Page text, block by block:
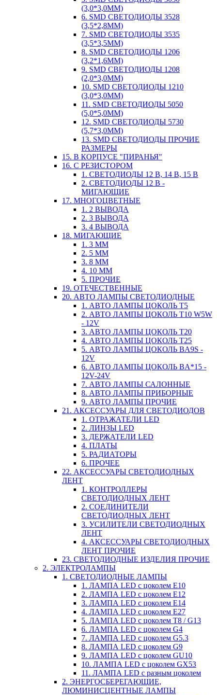
(3,0*3,0ММ)
6. SMD СВЕТОДИОДЫ 3528
(3,5*2,8ММ)
7. SMD СВЕТОДИОДЫ 3535
(3,5*3,5ММ)
8. SMD СВЕТОДИОДЫ 1206
(3,2*1,6ММ)
9. SMD СВЕТОДИОДЫ 1208
(2,0*3,0ММ)
10. SMD СВЕТОДИОДЫ 1210
(3,0*3,0ММ)
11. SMD СВЕТОДИОДЫ 5050
(5,0*5,0ММ)
12. SMD СВЕТОДИОДЫ 5730
(5,7*3,0ММ)
13. SMD СВЕТОДИОДЫ ПРОЧИЕ
РАЗМЕРЫ
15. В КОРПУСЕ "ПИРАНЬЯ"
16. С РЕЗИСТОРОМ
1. СВЕТОДИОДЫ 12 В, 14 В, 15 В
2. СВЕТОДИОДЫ 12 В -
МИГАЮЩИЕ
17. МНОГОЦВЕТНЫЕ
1. 2 ВЫВОДА
2. 3 ВЫВОДА
3. 4 ВЫВОДА
18. МИГАЮЩИЕ
1. 3 ММ
2. 5 ММ
3. 8 ММ
4. 10 ММ
5. ПРОЧИЕ
19. ОТЕЧЕСТВЕННЫЕ
20. АВТО ЛАМПЫ СВЕТОДИОДНЫЕ
1. АВТО ЛАМПЫ ЦОКОЛЬ T5
2. АВТО ЛАМПЫ ЦОКОЛЬ T10 W5W
- 12V
3. АВТО ЛАМПЫ ЦОКОЛЬ T20
4. АВТО ЛАМПЫ ЦОКОЛЬ T25
5. АВТО ЛАМПЫ ЦОКОЛЬ BA9S -
12V
6. АВТО ЛАМПЫ ЦОКОЛЬ BA*15 -
12V-24V
7. АВТО ЛАМПЫ САЛОННЫЕ
8. АВТО ЛАМПЫ ПРИБОРНЫЕ
9. АВТО ЛАМПЫ ПРОЧИЕ
21. АКСЕССУАРЫ ДЛЯ СВЕТОДИОДОВ
1. ОТРАЖАТЕЛИ LED
2. ЛИНЗЫ LED
3. ДЕРЖАТЕЛИ LED
4. ПЛАТЫ
5. РАДИАТОРЫ
6. ПРОЧЕЕ
22. АКСЕССУАРЫ СВЕТОДИОДНЫХ
ЛЕНТ
1. КОНТРОЛЛЕРЫ
СВЕТОДИОДНЫХ ЛЕНТ
2. СОЕДИНИТЕЛИ
СВЕТОДИОДНЫХ ЛЕНТ
3. УСИЛИТЕЛИ СВЕТОДИОДНЫХ
ЛЕНТ
4. АКСЕССУАРЫ СВЕТОДИОДНЫХ
ЛЕНТ ПРОЧИЕ
23. СВЕТОДИОДНЫЕ ИЗДЕЛИЯ ПРОЧИЕ
2. ЭЛЕКТРОЛАМПЫ
1. СВЕТОДИОДНЫЕ ЛАМПЫ
1. ЛАМПА LED c цоколем E10
2. ЛАМПА LED c цоколем E12
3. ЛАМПА LED c цоколем E14
4. ЛАМПА LED c цоколем E27
5. ЛАМПА LED c цоколем T8 / G13
6. ЛАМПА LED c цоколем G4
7. ЛАМПА LED c цоколем G5.3
8. ЛАМПА LED c цоколем G9
9. ЛАМПА LED c цоколем GU10
10. ЛАМПА LED c цоколем GX53
11. ЛАМПА LED c разным цоколем
2. ЭНЕРГОСБЕРЕГАЮЩИЕ,
ЛЮМИНИСЦЕНТНЫЕ ЛАМПЫ